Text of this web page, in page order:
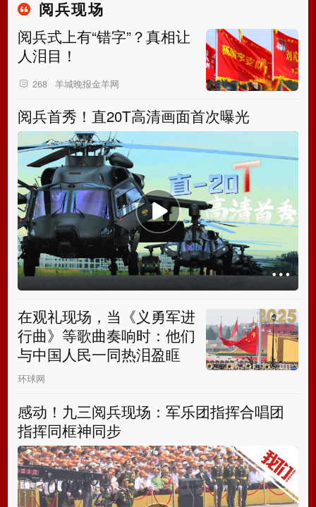
阅兵现场
阅兵式上有“错字”？真相让
人泪目！
268 羊城晚报金羊网
阅兵首秀！直20T高清画面首次曝光
在观礼现场，当《义勇军进
行曲》等歌曲奏响时：他们
与中国人民一同热泪盈眶
环球网
感动！九三阅兵现场：军乐团指挥合唱团
指挥同框神同步